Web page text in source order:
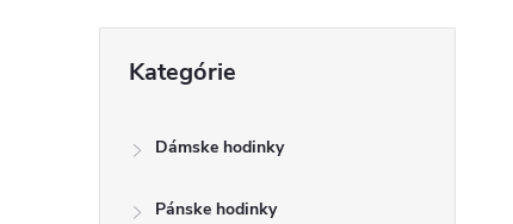
kategórie
Kategórie
Dámske hodinky
Pánske hodinky